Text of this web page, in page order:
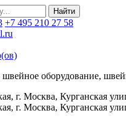
Найти
+7 495 210 27 58
оборудование,
г. Москва, Курганская
г. Москва, Курганская